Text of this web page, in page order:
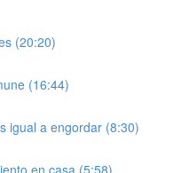
(20:20)
(16:44)
igual a engordar (8:30)
en casa (5:58)